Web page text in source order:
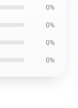
0%
0%
0%
0%